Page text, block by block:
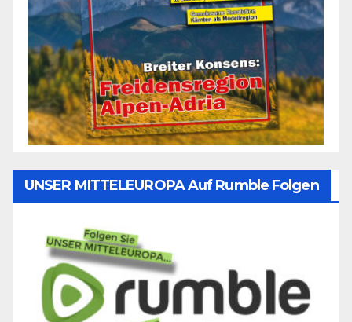
UNSER MITTELEUROPA Auf Rumble Folgen